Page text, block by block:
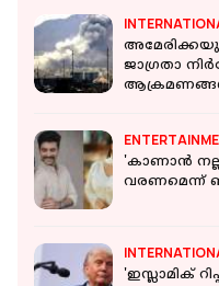
ജാഗ്രതാ
'കാണാന്‍
വരണമെന്ന്
'ഇസ്ലാമിക്